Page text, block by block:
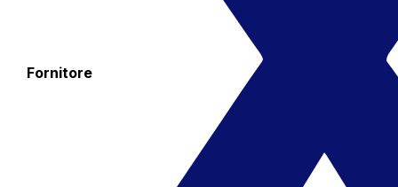
Fornitore